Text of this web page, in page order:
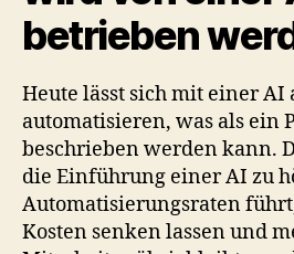
betrieben
Heute lässt sich mit einer AI
automatisieren, was als ein
beschrieben werden kann.
die Einführung einer AI zu
Automatisierungsraten
Kosten senken lassen und